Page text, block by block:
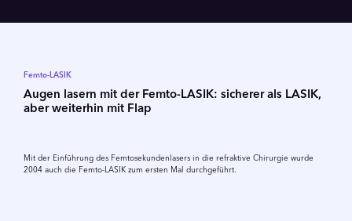
Femto-LASIK
Augen lasern mit der Femto-LASIK: sicherer als LASIK,
aber weiterhin mit Flap
Mit der Einführung des Femtosekundenlasers in die refraktive Chirurgie wurde
2004 auch die Femto-LASIK zum ersten Mal durchgeführt.